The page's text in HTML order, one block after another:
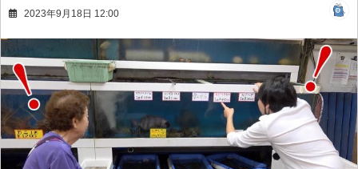
2023年9月18日 12:00